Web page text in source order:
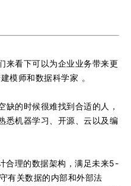
来看下可以为企业业务带来更
模师和数据科学家 。
缺的时候很难找到合适的人，
悉机器学习、开源、云以及编
合理的数据架构，满足未来5-
有关数据的内部和外部法